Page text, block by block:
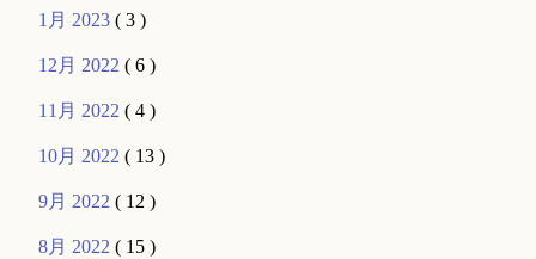
1月 2023( 3 )
12月 2022( 6 )
11月 2022( 4 )
10月 2022( 13 )
9月 2022( 12 )
8月 2022( 15 )